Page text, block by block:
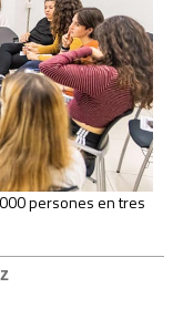
persones en tres